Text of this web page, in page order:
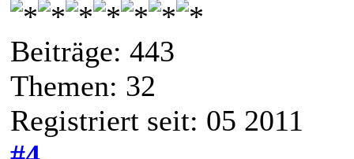
Beiträge: 443
Themen: 32
Registriert seit: 05 2011